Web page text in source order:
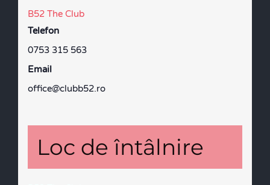
B52 The Club
Telefon
0753 315 563
Email
office@clubb52.ro
Loc de întâlnire